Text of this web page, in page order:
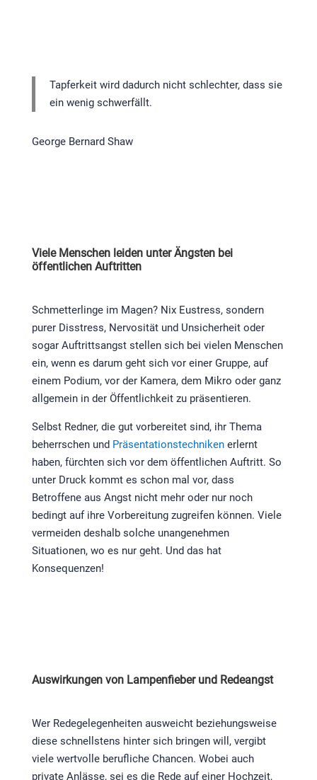
Tapferkeit wird dadurch nicht schlechter, dass sie
ein wenig schwerfällt.
George Bernard Shaw
Viele Menschen leiden unter Ängsten bei
öffentlichen Auftritten
Schmetterlinge im Magen? Nix Eustress, sondern
purer Disstress, Nervosität und Unsicherheit oder
sogar Auftrittsangst stellen sich bei vielen Menschen
ein, wenn es darum geht sich vor einer Gruppe, auf
einem Podium, vor der Kamera, dem Mikro oder ganz
allgemein in der Öffentlichkeit zu präsentieren.
Selbst Redner, die gut vorbereitet sind, ihr Thema
beherrschen und Präsentationstechnikenerlernt
haben, fürchten sich vor dem öffentlichen Auftritt. So
unter Druck kommt es schon mal vor, dass
Betroffene aus Angst nicht mehr oder nur noch
bedingt auf ihre Vorbereitung zugreifen können. Viele
vermeiden deshalb solche unangenehmen
Situationen, wo es nur geht. Und das hat
Konsequenzen!
Auswirkungen von Lampenfieber und Redeangst
Wer Redegelegenheiten ausweicht beziehungsweise
diese schnellstens hinter sich bringen will, vergibt
viele wertvolle berufliche Chancen. Wobei auch
private Anlässe, sei es die Rede auf einer Hochzeit,